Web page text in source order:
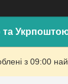
з 09:00